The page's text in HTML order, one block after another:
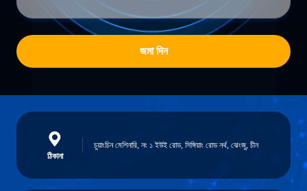
জমা দিন
ঠিকানা
চুয়াংচিন মেশিনারি, নং ১ ইউই রোড, সিঙ্গিয়াং রোড নর্থ, ঝেংজু, চীন